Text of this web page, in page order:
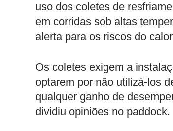
uso dos coletes de
em corridas sob altas
alerta para os riscos do
Os coletes exigem a
optarem por não utilizá-los
qualquer ganho de
dividiu opiniões no paddock.